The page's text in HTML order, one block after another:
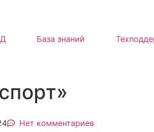
База знаний
Нет комментариев